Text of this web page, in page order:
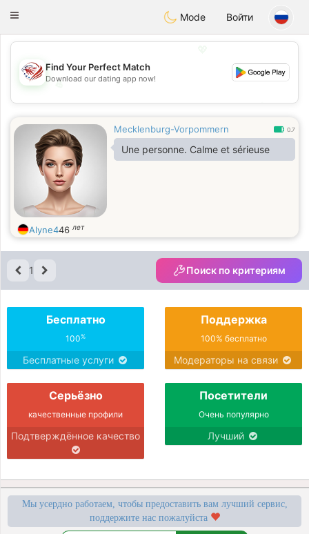
Dating
Toggle
Mode Войти
💖
💕
Find Your Perfect Match
Download our dating app now!
Mecklenburg-Vorpommern 0.7
Une personne. Calme et sérieuse
Alyne446 лет
1 Поиск по критериям
Бесплатно
100%
Бесплатные услуги
Поддержка
100% бесплатно
Модераторы на связи
Серьёзно
качественные профили
Подтверждённое качество
Посетители
Очень популярно
Лучший
Мы усердно работаем, чтобы предоставить вам лучший сервис,
поддержите нас пожалуйста